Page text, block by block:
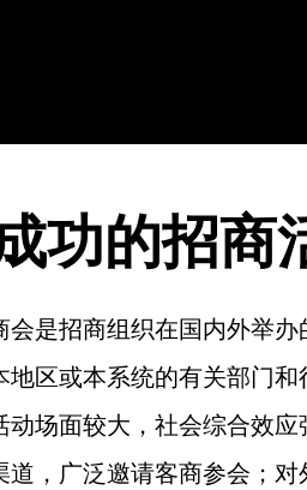
功的招商
会是招商组织在国内外举
地区或本系统的有关部门
动场面较大，社会综合效
道，广泛邀请客商参会；